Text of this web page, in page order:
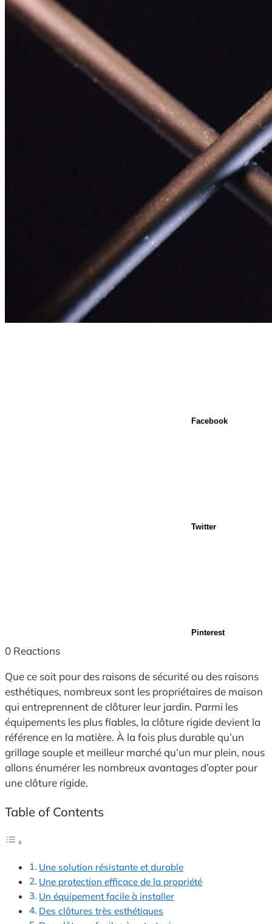
Facebook
Twitter
Pinterest
0 Reactions
Que ce soit pour des raisons de sécurité ou des raisons
esthétiques, nombreux sont les propriétaires de maison
qui entreprennent de clôturer leur jardin. Parmi les
équipements les plus fiables, la clôture rigide devient la
référence en la matière. À la fois plus durable qu’un
grillage souple et meilleur marché qu’un mur plein, nous
allons énumérer les nombreux avantages d’opter pour
une clôture rigide.
Table of Contents
Une solution résistante et durable
Une protection efficace de la propriété
Un équipement facile à installer
Des clôtures très esthétiques